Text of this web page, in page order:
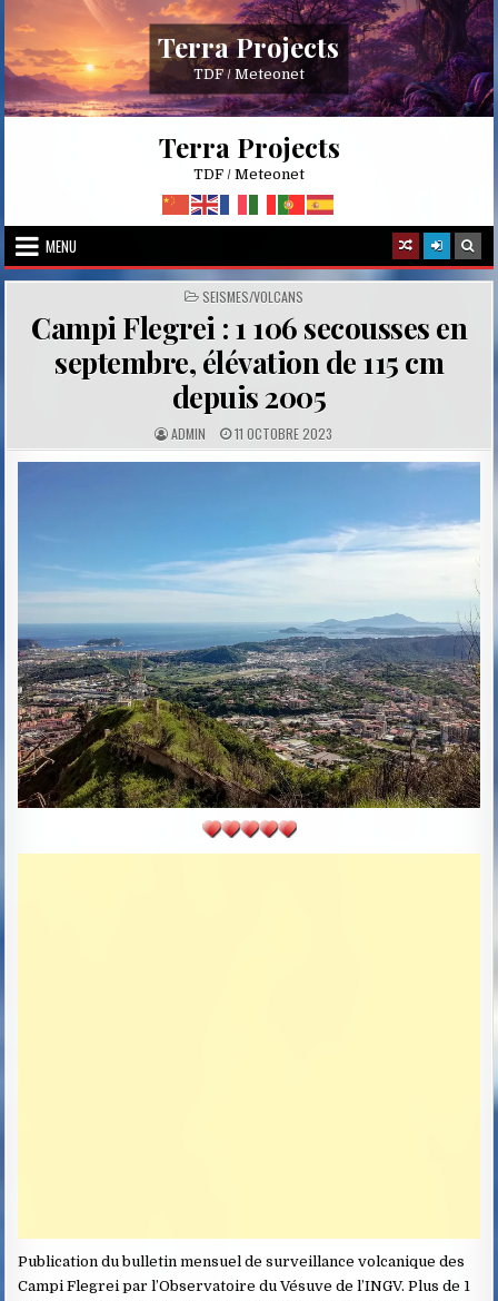
content
Terra Projects
TDF / Meteonet
Terra Projects
TDF / Meteonet
MENU
POSTED
IN
SEISMES/VOLCANS
Campi Flegrei : 1 106 secousses en
septembre, élévation de 115 cm
depuis 2005
A
U
T
ADMIN P
U
B
D
A
T
E
11 OCTOBRE 2023
Publication du bulletin mensuel de surveillance volcanique des
Campi Flegrei par l’Observatoire du Vésuve de l’INGV. Plus de 1